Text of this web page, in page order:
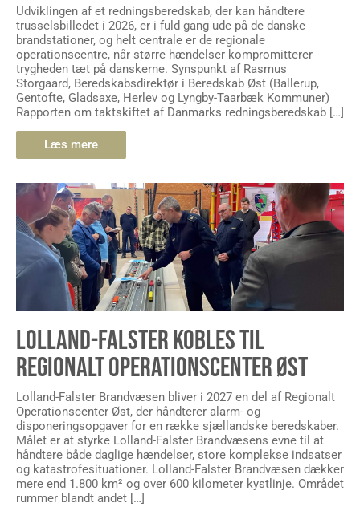
Udviklingen af et redningsberedskab, der kan håndtere
trusselsbilledet i 2026, er i fuld gang ude på de danske
brandstationer, og helt centrale er de regionale
operationscentre, når større hændelser kompromitterer
trygheden tæt på danskerne. Synspunkt af Rasmus
Storgaard, Beredskabsdirektør i Beredskab Øst (Ballerup,
Gentofte, Gladsaxe, Herlev og Lyngby-Taarbæk Kommuner)
Rapporten om taktskiftet af Danmarks redningsberedskab […]
Læs mere
LOLLAND-FALSTER KOBLES TIL
REGIONALT OPERATIONSCENTER ØST
Lolland-Falster Brandvæsen bliver i 2027 en del af Regionalt
Operationscenter Øst, der håndterer alarm- og
disponeringsopgaver for en række sjællandske beredskaber.
Målet er at styrke Lolland-Falster Brandvæsens evne til at
håndtere både daglige hændelser, store komplekse indsatser
og katastrofesituationer. Lolland-Falster Brandvæsen dækker
mere end 1.800 km² og over 600 kilometer kystlinje. Området
rummer blandt andet […]